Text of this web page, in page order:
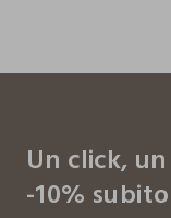
Un click,
-10%